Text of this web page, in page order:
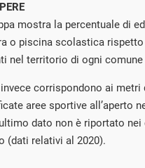
mostra la percentuale di
o piscina scolastica
nel territorio di ogni
corrispondono ai metri
aree sportive all’aperto
dato non è riportato
(dati relativi al 2020).